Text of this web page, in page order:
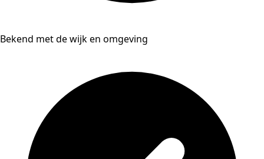
Bekend met de wijk en omgeving